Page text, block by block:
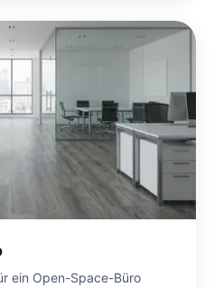
ein Open-Space-Büro